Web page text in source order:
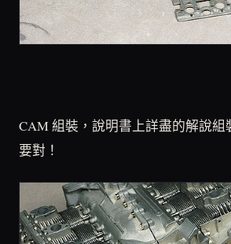
CAM 組裝，說明書上詳盡的解說組
要對！